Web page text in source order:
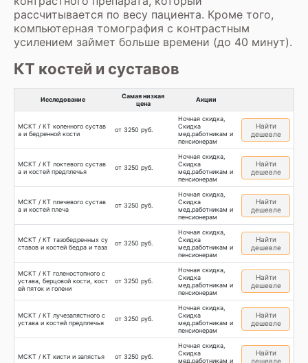
рассчитывается по весу пациента. Кроме того,
компьютерная томография с контрастным
усилением займет больше времени (до 40 минут).
КТ костей и суставов
Исследование
Самая низкая
цена
Акции
МСКТ / КТ коленного сустав
а и бедренной кости
от 3250 руб.
Ночная скидка,
Скидка
мед.работникам и
пенсионерам
Найти
дешевле
МСКТ / КТ локтевого сустав
а и костей предплечья
от 3250 руб.
Ночная скидка,
Скидка
мед.работникам и
пенсионерам
Найти
дешевле
МСКТ / КТ плечевого сустав
а и костей плеча
от 3250 руб.
Ночная скидка,
Скидка
мед.работникам и
пенсионерам
Найти
дешевле
МСКТ / КТ тазобедренных су
ставов и костей бедра и таза
от 3250 руб.
Ночная скидка,
Скидка
мед.работникам и
пенсионерам
Найти
дешевле
МСКТ / КТ голеностопного с
устава, берцовой кости, кост
ей пяток и голени
от 3250 руб.
Ночная скидка,
Скидка
мед.работникам и
пенсионерам
Найти
дешевле
МСКТ / КТ лучезапястного с
устава и костей предплечья
от 3250 руб.
Ночная скидка,
Скидка
мед.работникам и
пенсионерам
Найти
дешевле
МСКТ / КТ кисти и запястья от 3250 руб.
Ночная скидка,
Скидка
мед.работникам и
Найти
дешевле